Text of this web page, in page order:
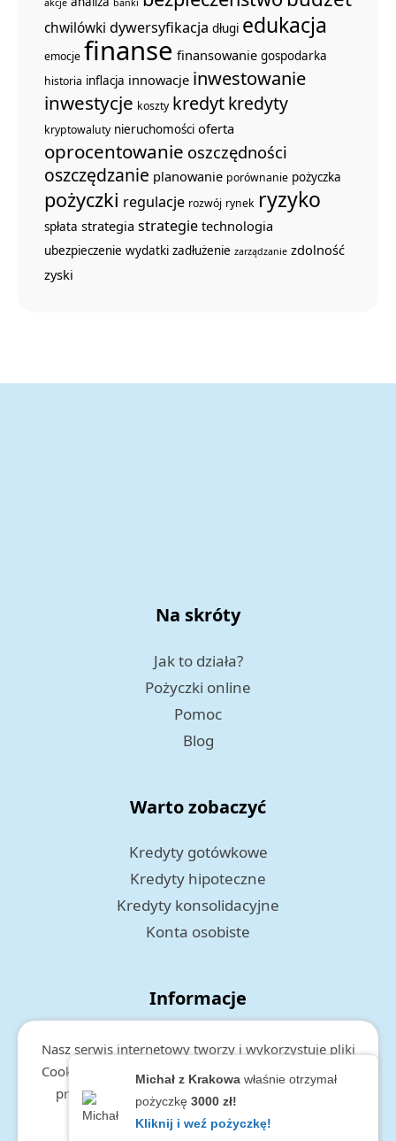
Nasz serwis internetowy tworzy i wykorzystuje pliki
Cookies. Więcej informacji o cookies, zakresie i celu
przetwarzania danych, znajduje się w
prywatności.
Michał z Krakowa właśnie otrzymał
pożyczkę 3000 zł!
Kliknij i weź pożyczkę!
chwilówki dywersyfikacja długi edukacja
emocje finanse finansowanie gospodarka
historia inflacja innowacje inwestowanie
inwestycje koszty kredytkredyty
kryptowaluty nieruchomości oferta
oprocentowanie oszczędności
oszczędzanie planowanie porównanie pożyczka
pożyczki regulacje rozwój rynek ryzyko
spłata strategia strategie technologia
ubezpieczenie wydatki zadłużenie zarządzanie zdolność
zyski
Na skróty
Jak to działa?
Pożyczki online
Pomoc
Blog
Warto zobaczyć
Kredyty gotówkowe
Kredyty hipoteczne
Kredyty konsolidacyjne
Konta osobiste
Informacje
Polityka prywatności
RODO